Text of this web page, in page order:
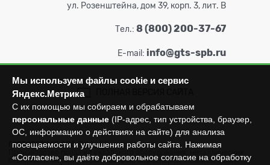
ул. Розенштейна, дом 39, корп. 3, лит. В
Тел.: 8 (800) 200-37-67
E-mail: info@gts-spb.ru
ГОРТОРГСНАБ СПб © 2026Все права защищены.
Производство продажа складского оборудования: металлических
стеллажей, металлических шкафов, штабелеров, тележек, талей,
Мы используем файлы cookie и сервис
Яндекс.Метрика
С их помощью мы собираем и обрабатываем
персональные данные (IP-адрес, тип устройства, браузер,
ОС, информацию о действиях на сайте) для анализа
посещаемости и улучшения работы сайта. Нажимая
«Согласен», вы даёте добровольное согласие на обработку